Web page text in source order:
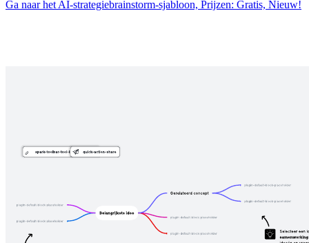
Ga naar het AI-strategiebrainstorm-sjabloon, Prijzen: Gratis, Nieuw!